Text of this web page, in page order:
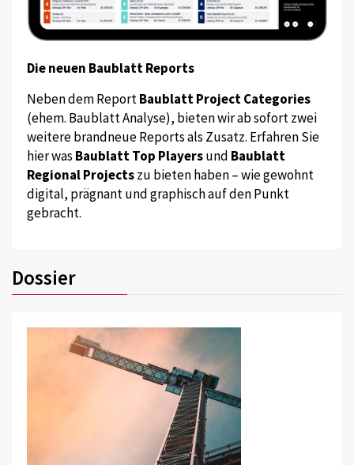
Die neuen Baublatt Reports
Neben dem ReportBaublatt Project Categories
(ehem. Baublatt Analyse), bieten wir ab sofort zwei
weitere brandneue Reports als Zusatz. Erfahren Sie
hier was Baublatt Top Playersund Baublatt
Regional Projectszu bieten haben – wie gewohnt
digital, prägnant und graphisch auf den Punkt
gebracht.
Dossier